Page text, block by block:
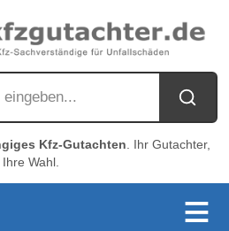
Kfz-Gutachten . Ihr Gutachter,
Ihre Wahl.